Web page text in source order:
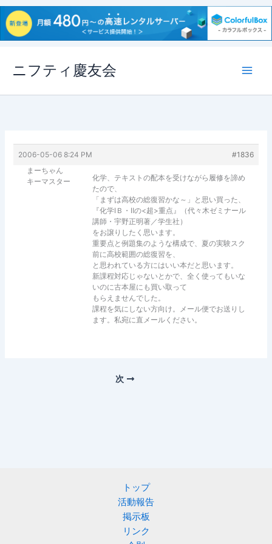
ス
ニフティ慶友会
2006-05-06 8:24 PM
#1836
まーちゃん
キーマスター
化学、テキストの配本を受けながら履修を諦め
たので、
「まずは高校の総復習かな～」と思い買った、
『化学ⅠＢ・Ⅱの<超>重点』（代々木ゼミナール
講師・宇野正明著／学生社）
をお譲りしたく思います。
重要点と例題集のような構成で、夏の実験スク
前に高校範囲の総復習を、
と思われている方にはいい本だと思います。
新課程対応じゃないとかで、全く使ってもいな
いのに古本屋にも買い取って
もらえませんでした。
課程を気にしない方向け。メール便でお送りし
ます。私宛に直メールください。
次
トップ
活動報告
掲示板
リンク